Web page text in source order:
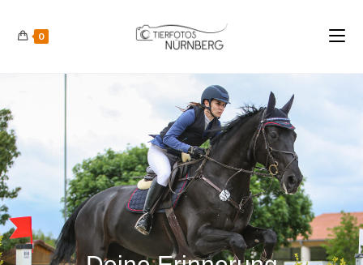
0